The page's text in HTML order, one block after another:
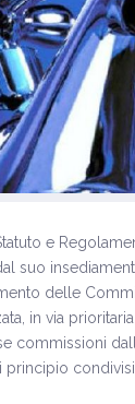
e
suo
delle
in via
commissioni
principio